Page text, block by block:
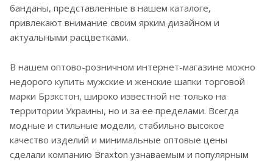
банданы, представленные в нашем каталоге,
привлекают внимание своим ярким дизайном и
актуальными расцветками.
В нашем оптово-розничном интернет-магазине можно
недорого купить мужские и женские шапки торговой
марки Брэкстон, широко известной не только на
территории Украины, но и за ее пределами. Всегда
модные и стильные модели, стабильно высокое
качество изделий и минимальные оптовые цены
сделали компанию Braxton узнаваемым и популярным